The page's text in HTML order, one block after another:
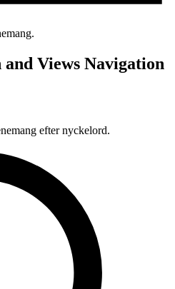
and Views Navigation
efter nyckelord.